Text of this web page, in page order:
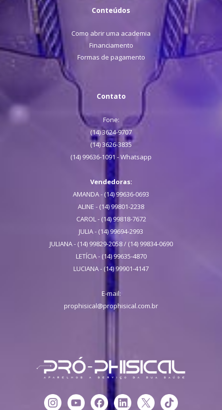
Conteúdos
Como abrir uma academia
Financiamento
Formas de pagamento
Contato
Fone:
(14) 3624-9707
(14) 3626-3835
(14) 99636-1091 - Whatsapp
Vendedoras:
AMANDA - (14) 99636-0693
ALINE - (14) 99801-2238
CAROL - (14) 99818-7672
JULIA - (14) 99694-2993
JULIANA - (14) 99829-2058 / (14) 99834-0690
LETÍCIA - (14) 99635-4870
LUCIANA - (14) 99901-4147
E-mail:
prophisical@prophisical.com.br